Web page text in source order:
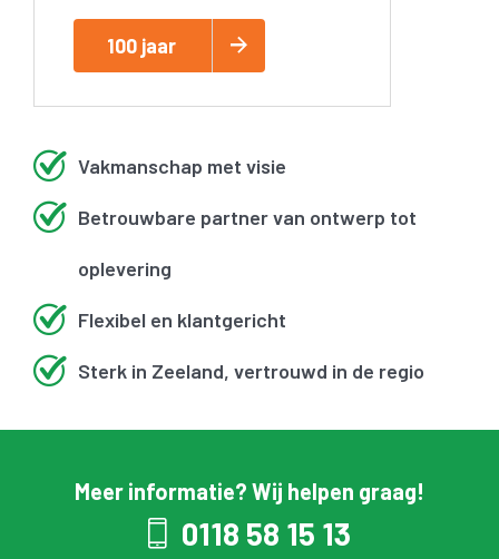
100 jaar
Vakmanschap met visie
Betrouwbare partner van ontwerp tot
oplevering
Flexibel en klantgericht
Sterk in Zeeland, vertrouwd in de regio
Meer informatie? Wij helpen graag!
0118 58 15 13